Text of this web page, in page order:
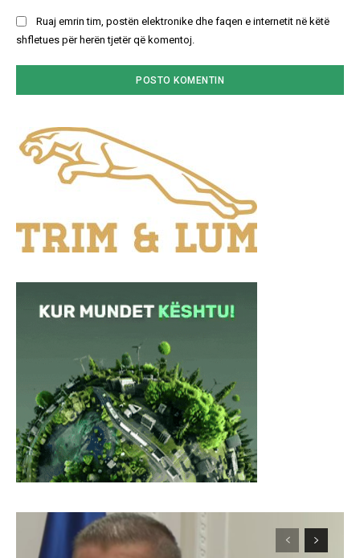
Ruaj emrin tim, postën elektronike dhe faqen e internetit në këtë
shfletues për herën tjetër që komentoj.